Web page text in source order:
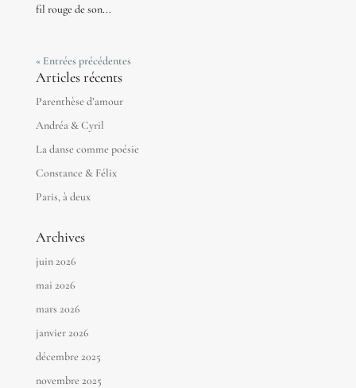
fil rouge de son...
« Entrées précédentes
Articles récents
Parenthèse d’amour
Andréa & Cyril
La danse comme poésie
Constance & Félix
Paris, à deux
Archives
juin 2026
mai 2026
mars 2026
janvier 2026
décembre 2025
novembre 2025